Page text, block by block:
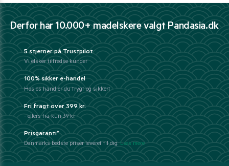
Derfor har 10.000+ madelskere valgt Pandasia.dk
5 stjerner på Trustpilot
Vi elsker tilfredse kunder
100% sikker e-handel
Hos os handler du trygt og sikkert
Fri fragt over 399 kr.
- ellers fra kun 39 kr.
Prisgaranti*
Danmarks bedste priser leveret til dig.Læs mere